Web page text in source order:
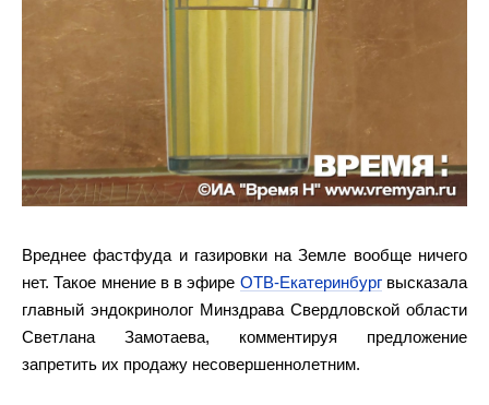
Вреднее фастфуда и газировки на Земле вообще ничего
нет. Такое мнение в в эфире ОТВ-Екатеринбургвысказала
главный эндокринолог Минздрава Свердловской области
Светлана Замотаева, комментируя предложение
запретить их продажу несовершеннолетним.